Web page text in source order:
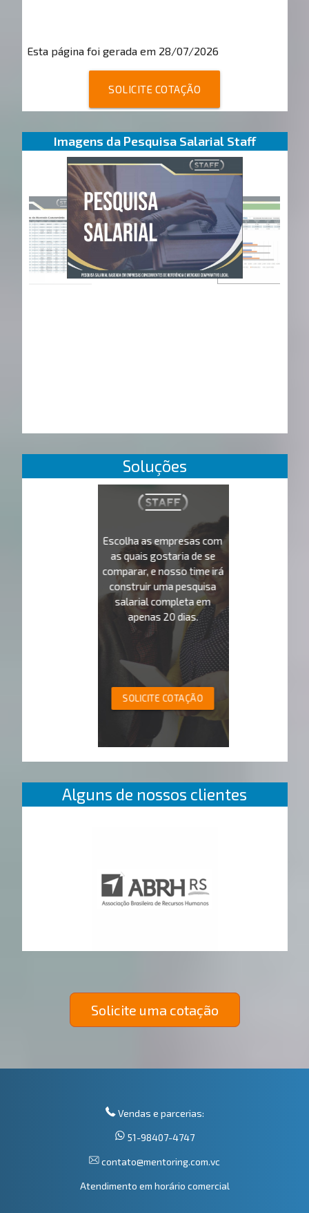
Esta página foi gerada em 28/07/2026
SOLICITE COTAÇÃO
Imagens da Pesquisa Salarial Staff
Soluções
Escolha as empresas com
as quais gostaria de se
comparar, e nosso time irá
construir uma pesquisa
salarial completa em
apenas 20 dias.
SOLICITE COTAÇÃO
Alguns de nossos clientes
Solicite uma cotação
Vendas e parcerias:
51-98407-4747
contato@mentoring.com.vc
Atendimento em horário comercial